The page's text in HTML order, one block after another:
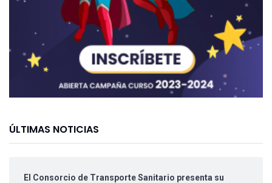
ÚLTIMAS NOTICIAS
El Consorcio de Transporte Sanitario presenta su